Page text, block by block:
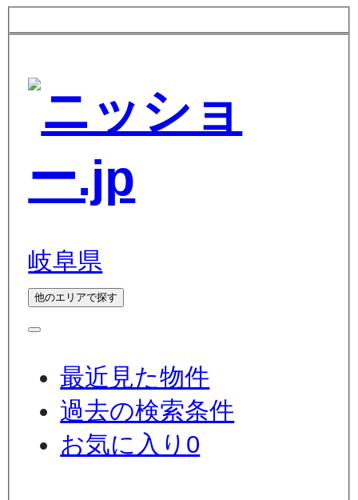
岐阜県
他のエリアで探す
最近見た物件
過去の検索条件
お気に入り 0